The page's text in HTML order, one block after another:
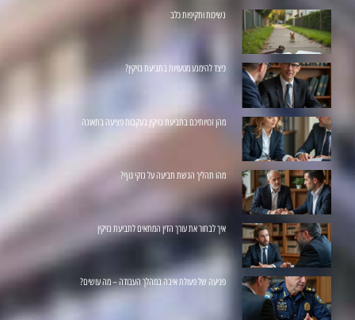
נשיכות ותקיפות כלב
כיצד להימנע מטעויות בתביעת נזיקין?
מהן זכויותיכם בתביעת נזיקין בעקבות פציעה בתאונה
מהו תהליך הגשת תביעה על נזקי גוף?
איך לבחור את עורך הדין המתאים לתביעת נזיקין
פגיעה של פעולת איבה במהלך העבודה – מה עושים?